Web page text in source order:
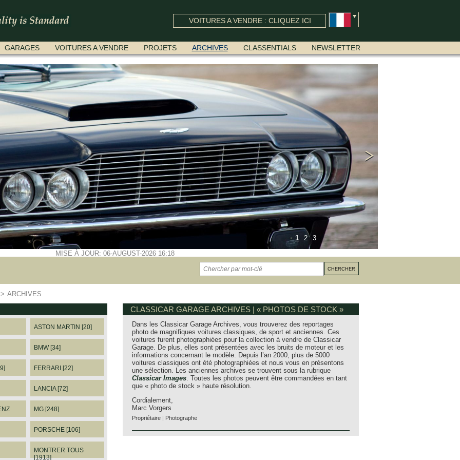
VOITURES A VENDRE : CLIQUEZ ICI
GARAGES VOITURES A VENDRE PROJETS ARCHIVES CLASSENTIALS NEWSLETTER
1 2 3
MISE À JOUR: 06-AUGUST-2026 16:18
ARCHIVES
ASTON MARTIN [20]
BMW [34]
FERRARI [22]
LANCIA [72]
MG [248]
PORSCHE [106]
MONTRER TOUS
[1913]
CLASSICAR GARAGE ARCHIVES | « PHOTOS DE STOCK »
Dans les Classicar Garage Archives, vous trouverez des reportages
photo de magnifiques voitures classiques, de sport et anciennes. Ces
voitures furent photographiées pour la collection à vendre de Classicar
Garage. De plus, elles sont présentées avec les bruits de moteur et les
informations concernant le modèle. Depuis l’an 2000, plus de 5000
voitures classiques ont été photographiées et nous vous en présentons
une sélection. Les anciennes archives se trouvent sous la rubrique
Classicar Images. Toutes les photos peuvent être commandées en tant
que « photo de stock » haute résolution.
Cordialement,
Marc Vorgers
Propriétaire | Photographe